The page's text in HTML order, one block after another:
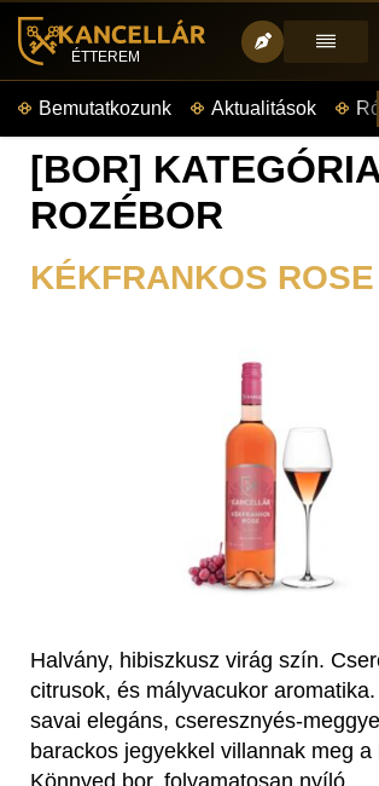
ÉTTEREM
Bemutatkozunk Aktualitások
[BOR]
ROZÉBOR
KÉKFRANKOS ROSE
Halvány, hibiszkusz virág szín.
citrusok, és mályvacukor
savai elegáns, cseresznyés-
barackos jegyekkel villannak meg a